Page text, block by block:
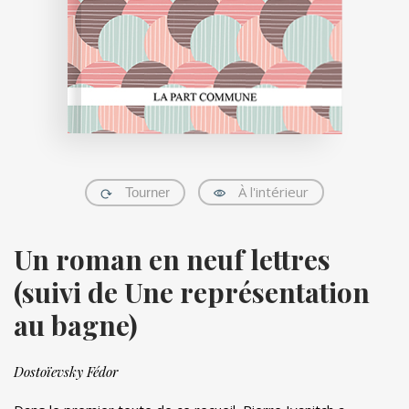
Tourner À l'intérieur
Un roman en neuf lettres
(suivi de Une représentation
au bagne)
Dostoïevsky Fédor